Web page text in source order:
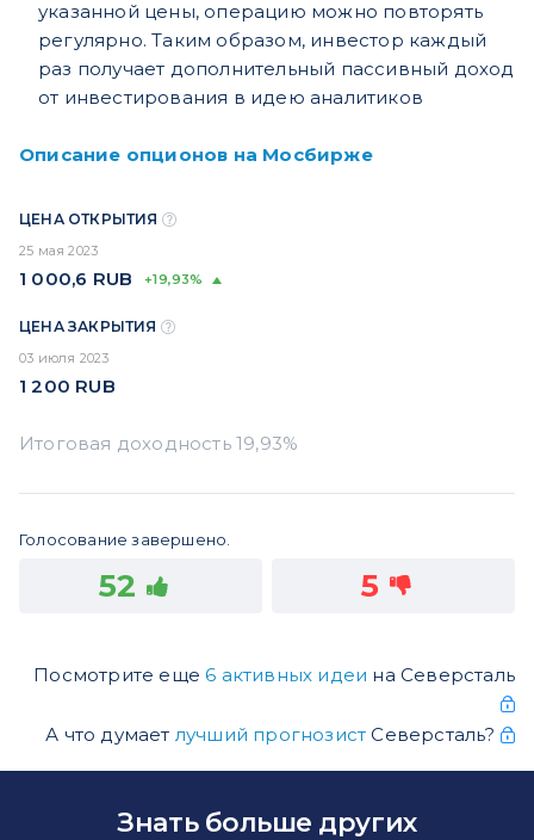
указанной цены, операцию можно повторять
регулярно. Таким образом, инвестор каждый
раз получает дополнительный пассивный доход
от инвестирования в идею аналитиков
Описание опционов на Мосбирже
ЦЕНА ОТКРЫТИЯ
25 мая 2023
1 000,6 RUB +19,93%
ЦЕНА ЗАКРЫТИЯ
03 июля 2023
1 200 RUB
Голосование завершено.
52 5
Посмотрите еще6 активных идеи на Северсталь
А что думает лучший прогнозист Северсталь?
Знать больше других